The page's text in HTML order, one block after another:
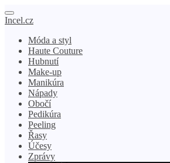
Incel.cz
Móda a styl
Haute Couture
Hubnutí
Make-up
Manikúra
Nápady
Obočí
Pedikúra
Peeling
Řasy
Účesy
Zprávy